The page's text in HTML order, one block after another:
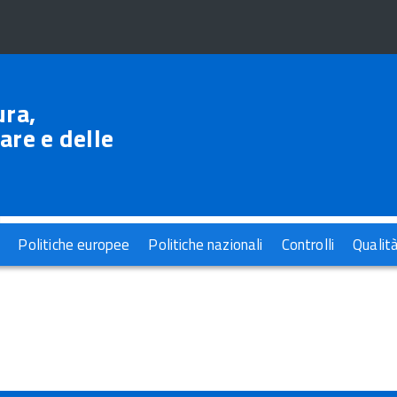
e delle
Politiche europee Politiche nazionali Controlli